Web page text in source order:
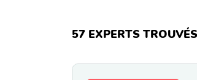
57 EXPERTS TROUVÉS